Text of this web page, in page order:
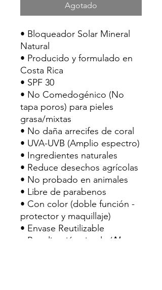
Agotado
• Bloqueador Solar Mineral
Natural
• Producido y formulado en
Costa Rica
• SPF 30
• No Comedogénico (No
tapa poros) para pieles
grasa/mixtas
• No daña arrecifes de coral
• UVA-UVB (Amplio espectro)
• Ingredientes naturales
• Reduce desechos agrícolas
• No probado en animales
• Libre de parabenos
• Con color (doble función -
protector y maquillaje)
• Envase Reutilizable
• Reaplicación simple (No